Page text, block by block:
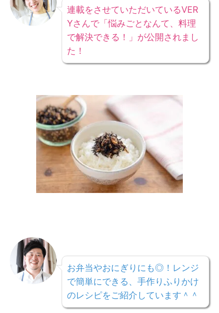
連載をさせていただいているVER
Yさんで「悩みごとなんて、料理
で解決できる！」が公開されまし
た！
お弁当やおにぎりにも◎！レンジ
で簡単にできる、手作りふりかけ
のレシピをご紹介しています＾＾